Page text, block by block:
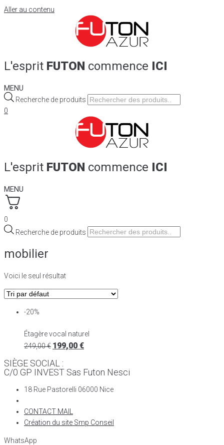
Aller au contenu
L'esprit FUTON commence ICI
MENU
Recherche de produits
0
L'esprit FUTON commence ICI
MENU
0
Recherche de produits
mobilier
Voici le seul résultat
-20%
Étagère vocal naturel
249,00€ 199,00 €
SIÈGE SOCIAL :
C/0 GP INVEST Sas Futon Nesci
18 Rue Pastorelli 06000 Nice
CONTACT MAIL
Création du site Smp Conseil
WhatsApp